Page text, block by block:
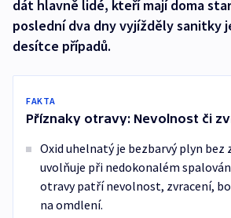
dát hlavně lidé, kteří mají doma
poslední dva dny vyjížděly sanitky
desítce případů.
FAKTA
Příznaky otravy: Nevolnost či
Oxid uhelnatý je bezbarvý plyn bez
uvolňuje při nedokonalém
otravy patří nevolnost, zvracení,
na omdlení.